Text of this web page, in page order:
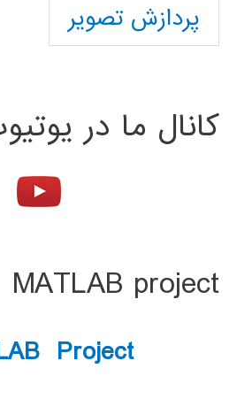
پردازش تصویر
کانال ما در
MATLAB project
Project